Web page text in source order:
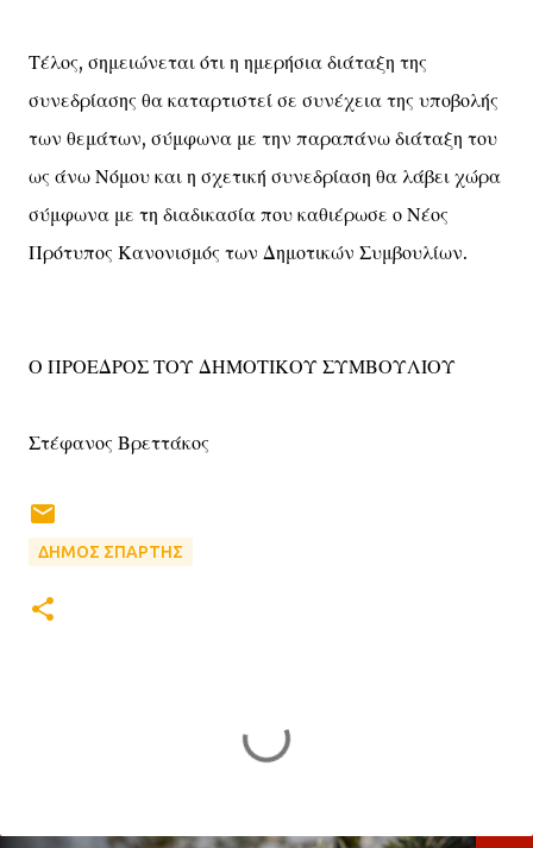
Τέλος, σημειώνεται ότι η ημερήσια διάταξη της
συνεδρίασης θα καταρτιστεί σε συνέχεια της υποβολής
των θεμάτων, σύμφωνα με την παραπάνω διάταξη του
ως άνω Νόμου και η σχετική συνεδρίαση θα λάβει χώρα
σύμφωνα με τη διαδικασία που καθιέρωσε ο Νέος
Πρότυπος Κανονισμός των Δημοτικών Συμβουλίων.
Ο ΠΡΟΕΔΡΟΣ ΤΟΥ ΔΗΜΟΤΙΚΟΥ ΣΥΜΒΟΥΛΙΟΥ
Στέφανος Βρεττάκος
ΔΗΜΟΣ ΣΠΑΡΤΗΣ
λ